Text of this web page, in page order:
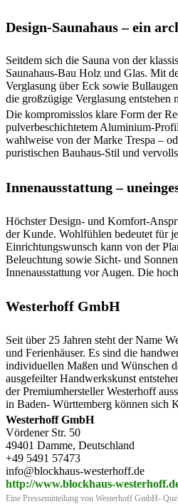
Design-Saunahaus – ein
Seitdem sich die Sauna von der
Saunahaus-Bau Holz und Glas. Mit
Verglasung über Eck sowie
die großzügige Verglasung
Die kompromisslos klare Form der
pulverbeschichtetem Aluminium-
wahlweise von der Marke Trespa –
puristischen Bauhaus-Stil und
Innenausstattung –
Höchster Design- und Komfort-
der Kunde. Wohlfühlen bedeutet für
Einrichtungswunsch kann von der
Beleuchtung sowie Sicht- und
Innenausstattung vor Augen. Die
Westerhoff GmbH
Seit über 25 Jahren steht der Name
und Ferienhäuser. Es sind die
individuellen Maßen und Wünschen
ausgefeilter Handwerkskunst
der Premiumhersteller Westerhoff
in Baden- Württemberg können sich
Westerhoff GmbH
Vördener Str. 50
49401 Damme, Deutschland
+49 5491 57473
info@blockhaus-westerhoff.de
http://www.blockhaus-
Eine Pressemitteilung von Westerhoff GmbH-